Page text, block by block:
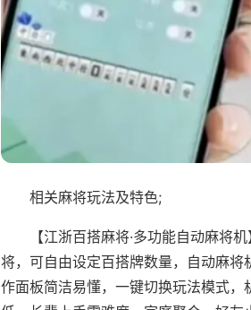
相关麻将玩法及特色;
【江浙百搭麻将·多功能自动麻将
将，可自由设定百搭牌数量，自动麻
作面板简洁易懂，一键切换玩法模式